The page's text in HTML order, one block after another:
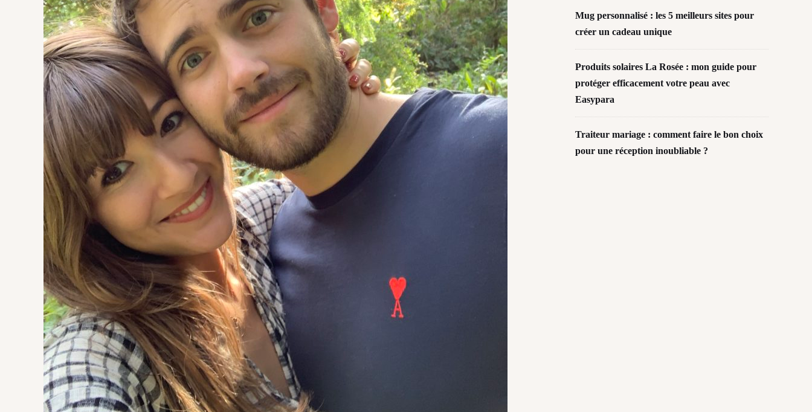
Mug personnalisé : les 5 meilleurs sites pour
créer un cadeau unique
Produits solaires La Rosée : mon guide pour
protéger efficacement votre peau avec
Easypara
Traiteur mariage : comment faire le bon choix
pour une réception inoubliable ?